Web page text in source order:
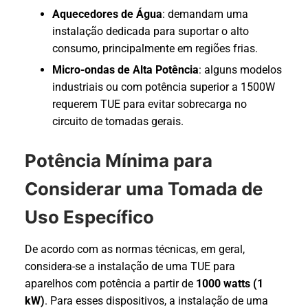
Aquecedores de Água: demandam uma
instalação dedicada para suportar o alto
consumo, principalmente em regiões frias.
Micro-ondas de Alta Potência: alguns modelos
industriais ou com potência superior a 1500W
requerem TUE para evitar sobrecarga no
circuito de tomadas gerais.
Potência Mínima para
Considerar uma Tomada de
Uso Específico
De acordo com as normas técnicas, em geral,
considera-se a instalação de uma TUE para
aparelhos com potência a partir de 1000 watts (1
kW). Para esses dispositivos, a instalação de uma